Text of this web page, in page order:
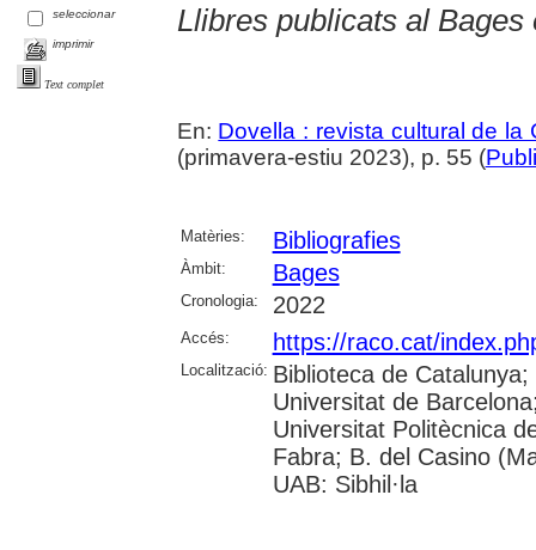
seleccionar
imprimir
Text complet
Llibres publicats al Bages
En: Dovella : revista cultural de la
(primavera-estiu 2023), p. 55 (
Matèries: Bibliografies
Àmbit: Bages
Cronologia: 2022
Accés: https://raco.cat/
Localització: Biblioteca de
Universitat de
Universitat Politècnica
Fabra; B. del Casino
UAB: Sibhil·la